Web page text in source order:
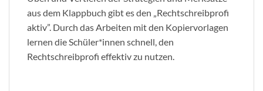
aus dem Klappbuch gibt es den „Rechtschreibprofi
aktiv”. Durch das Arbeiten mit den Kopiervorlagen
lernen die Schüler*innen schnell, den
Rechtschreibprofi effektiv zu nutzen.